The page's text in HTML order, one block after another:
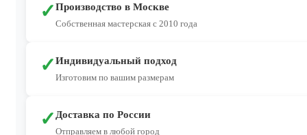
✓Производство в Москве
Собственная мастерская с 2010 года
✓Индивидуальный подход
Изготовим по вашим размерам
✓Доставка по России
Отправляем в любой город